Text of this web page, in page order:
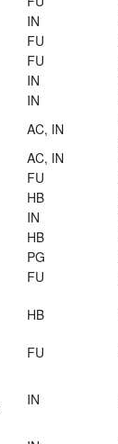
IN
FU
FU
IN
IN
AC, IN
AC, IN
FU
HB
IN
HB
PG
FU
HB
FU
IN